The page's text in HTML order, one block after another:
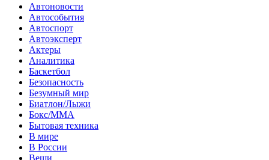
Автоновости
Автособытия
Автоспорт
Автоэксперт
Актеры
Аналитика
Баскетбол
Безопасность
Безумный мир
Биатлон/Лыжи
Бокс/MMA
Бытовая техника
В мире
В России
Вещи